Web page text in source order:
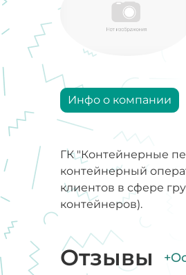
Инфо о компании
ГК "Контейнерные
контейнерный
клиентов в сфере
контейнеров).
Отзывы